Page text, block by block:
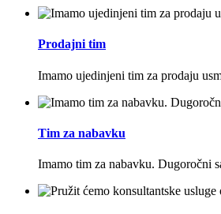
Prodajni tim
Imamo ujedinjeni tim za prodaju
Tim za nabavku
Imamo tim za nabavku. Dugoročni